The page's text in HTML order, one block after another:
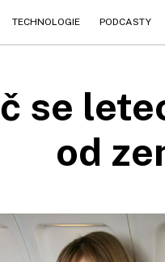
TECHNOLOGIE PODCASTY
se
od